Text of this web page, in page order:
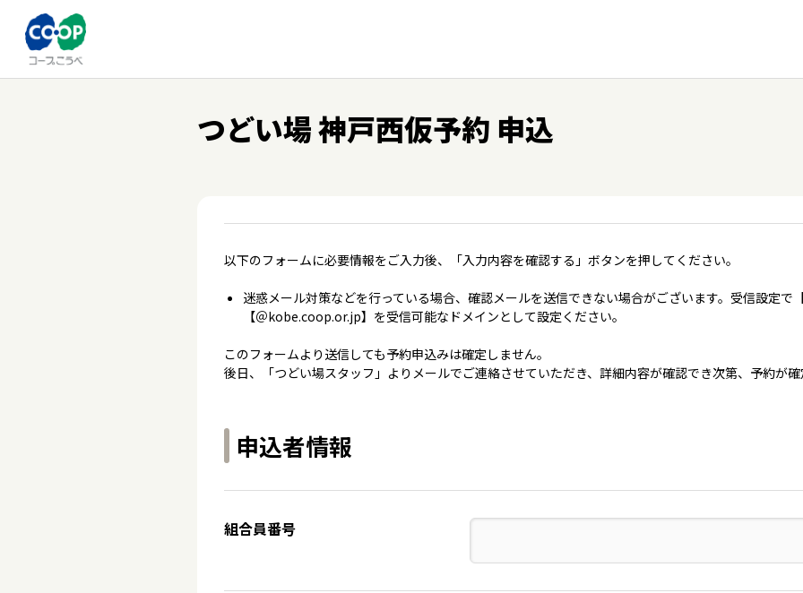
つどい場 神戸西仮予約 申込
以下のフォームに必要情報をご入力後、「入力内容を確認する」ボタンを押してください。
迷惑メール対策などを行っている場合、確認メールを送信できない場合がございます。受信設定
【＠kobe.coop.or.jp】を受信可能なドメインとして設定ください。
このフォームより送信しても予約申込みは確定しません。
後日、「つどい場スタッフ」よりメールでご連絡させていただき、詳細内容が確認でき次第、予約が
申込者情報
組合員番号